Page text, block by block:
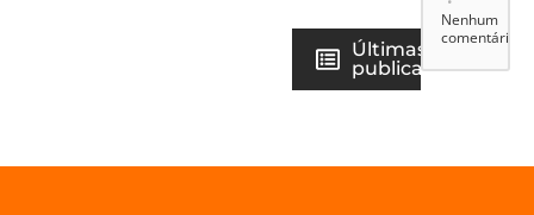
Últimas
publicações
Nenhum
comentário